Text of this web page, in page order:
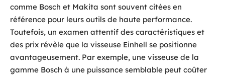
comme Bosch et Makita sont souvent citées en
référence pour leurs outils de haute performance.
Toutefois, un examen attentif des caractéristiques et
des prix révèle que la visseuse Einhell se positionne
avantageusement. Par exemple, une visseuse de la
gamme Bosch à une puissance semblable peut coûter